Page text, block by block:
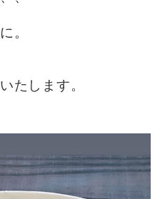
。
たします。